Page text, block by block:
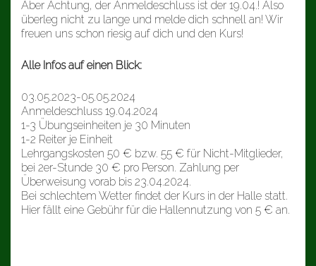
Aber Achtung, der Anmeldeschluss ist der 19.04.! Also
überleg nicht zu lange und melde dich schnell an! Wir
freuen uns schon riesig auf dich und den Kurs!
Alle Infos auf einen Blick:
03.05.2023-05.05.2024
Anmeldeschluss 19.04.2024
1-3 Übungseinheiten je 30 Minuten
1-2 Reiter je Einheit
Lehrgangskosten 50 € bzw. 55 € für Nicht-Mitglieder,
bei 2er-Stunde 30 € pro Person. Zahlung per
Überweisung vorab bis 23.04.2024.
Bei schlechtem Wetter findet der Kurs in der Halle statt.
Hier fällt eine Gebühr für die Hallennutzung von 5 € an.